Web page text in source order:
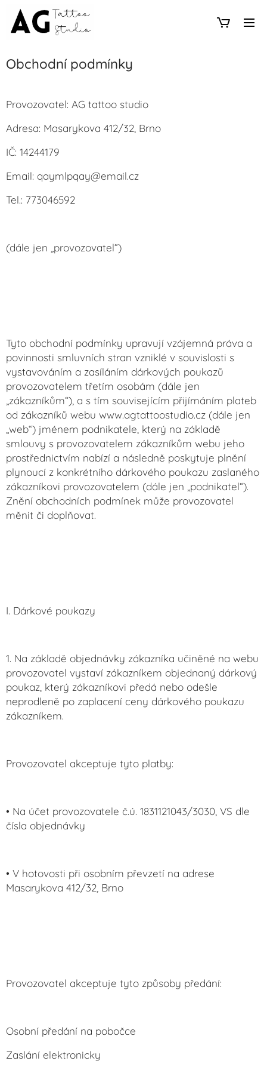
Obchodní podmínky
Provozovatel: AG tattoo studio
Adresa: Masarykova 412/32, Brno
IČ: 14244179
Email: qaymlpqay@email.cz
Tel.: 773046592
(dále jen „provozovatel“)
Tyto obchodní podmínky upravují vzájemná práva a
povinnosti smluvních stran vzniklé v souvislosti s
vystavováním a zasíláním dárkových poukazů
provozovatelem třetím osobám (dále jen
„zákazníkům“), a s tím souvisejícím přijímáním plateb
od zákazníků webu www.agtattoostudio.cz (dále jen
„web“) jménem podnikatele, který na základě
smlouvy s provozovatelem zákazníkům webu jeho
prostřednictvím nabízí a následně poskytuje plnění
plynoucí z konkrétního dárkového poukazu zaslaného
zákazníkovi provozovatelem (dále jen „podnikatel“).
Znění obchodních podmínek může provozovatel
měnit či doplňovat.
I. Dárkové poukazy
1. Na základě objednávky zákazníka učiněné na webu
provozovatel vystaví zákazníkem objednaný dárkový
poukaz, který zákazníkovi předá nebo odešle
neprodleně po zaplacení ceny dárkového poukazu
zákazníkem.
Provozovatel akceptuje tyto platby:
• Na účet provozovatele č.ú. 1831121043/3030, VS dle
čísla objednávky
• V hotovosti při osobním převzetí na adrese
Masarykova 412/32, Brno
Provozovatel akceptuje tyto způsoby předání:
Osobní předání na pobočce
Zaslání elektronicky